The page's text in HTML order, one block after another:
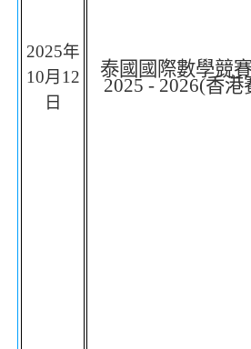
2025年
10月 12
日
泰國國際數學競
2025 - 2026(香港